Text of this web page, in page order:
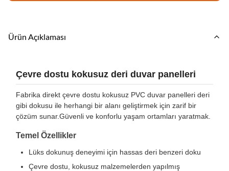
Ürün Açıklaması
Çevre dostu kokusuz deri duvar panelleri
Fabrika direkt çevre dostu kokusuz PVC duvar panelleri deri
gibi dokusu ile herhangi bir alanı geliştirmek için zarif bir
çözüm sunar.Güvenli ve konforlu yaşam ortamları yaratmak.
Temel Özellikler
Lüks dokunuş deneyimi için hassas deri benzeri doku
Çevre dostu, kokusuz malzemelerden yapılmış